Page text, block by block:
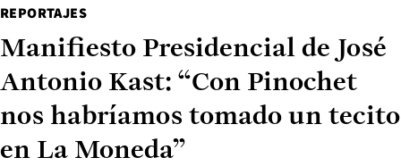
REPORTAJES
Manifiesto Presidencial de José
Antonio Kast: “Con Pinochet
nos habríamos tomado un tecito
en La Moneda”